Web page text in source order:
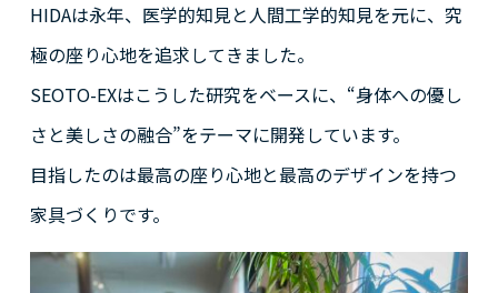
HIDAは永年、医学的知見と人間工学的知見を元に、究
極の座り心地を追求してきました。
SEOTO-EXはこうした研究をベースに、“身体への優し
さと美しさの融合”をテーマに開発しています。
目指したのは最高の座り心地と最高のデザインを持つ
家具づくりです。